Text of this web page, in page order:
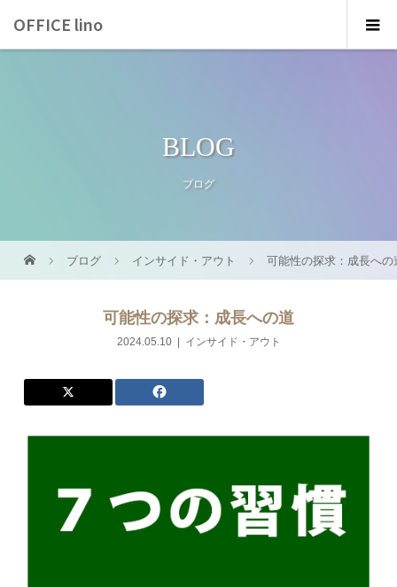
OFFICE lino
BLOG
ブログ
ブログ インサイド・アウト 可能性の探求：成長への
可能性の探求：成長への道
2024.05.10 インサイド・アウト